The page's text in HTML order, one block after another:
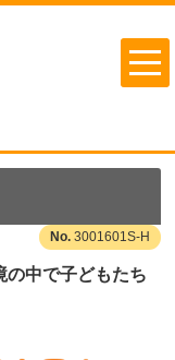
3001601S-H
の中で子どもたち